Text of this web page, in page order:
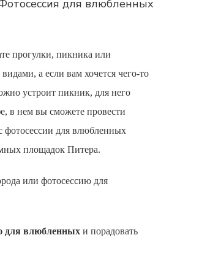
для влюбленных
прогулки, пикника или
а если вам хочется чего-то
устроит пикник, для него
в нем вы сможете провести
фотосессии для влюбленных
площадок Питера.
или фотосессию для
для влюбленных и порадовать